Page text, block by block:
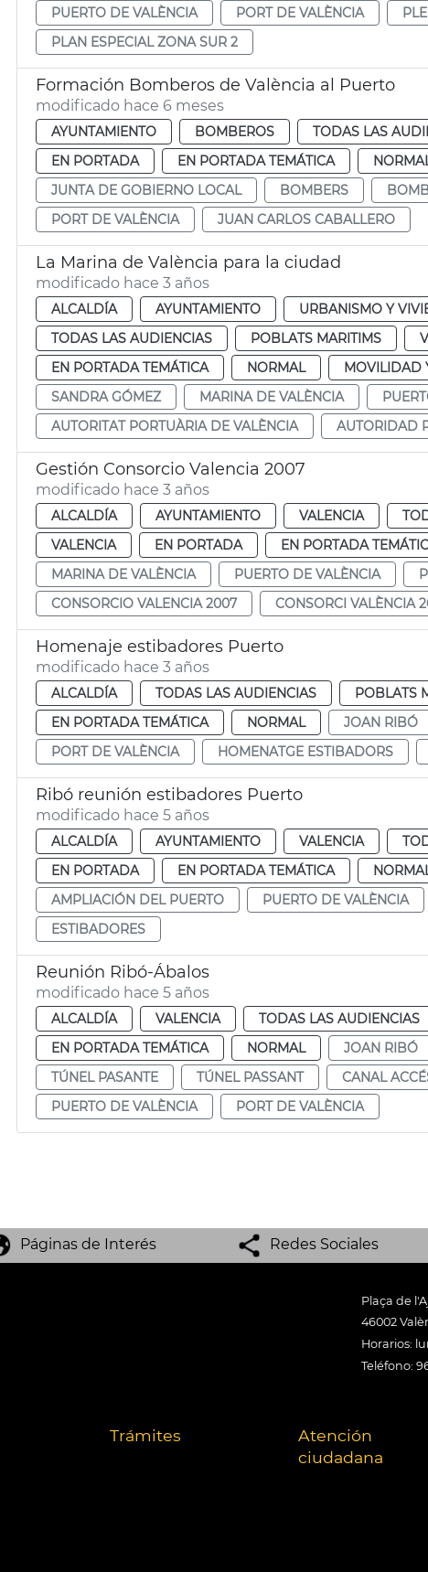
PUERTO DE VALÈNCIA
PORT DE VALÈNCIA
PLAN ESPECIAL ZONA SUR 2
Formación Bomberos de València al Puerto
modificado hace 6 meses
AYUNTAMIENTO BOMBEROS TODAS LAS
EN PORTADA
EN PORTADA TEMÁTICA
JUNTA DE GOBIERNO LOCAL
BOMBERS
PORT DE VALÈNCIA
JUAN CARLOS CABALLERO
La Marina de València para la ciudad
modificado hace 3 años
ALCALDÍA AYUNTAMIENTO URBANISMO Y
TODAS LAS AUDIENCIAS
POBLATS MARITIMS
EN PORTADA TEMÁTICA
NORMAL MOVILIDAD
SANDRA GÓMEZ
MARINA DE VALÈNCIA
AUTORITAT PORTUÀRIA DE VALÈNCIA
AUTORIDAD
Gestión Consorcio Valencia 2007
modificado hace 3 años
ALCALDÍA AYUNTAMIENTO VALENCIA
VALENCIA
EN PORTADA EN PORTADA
MARINA DE VALÈNCIA
PUERTO DE VALÈNCIA
CONSORCIO VALENCIA 2007
CONSORCI VALÈNCIA
Homenaje estibadores Puerto
modificado hace 3 años
ALCALDÍA TODAS LAS AUDIENCIAS POBLATS
EN PORTADA TEMÁTICA
NORMAL JOAN RIBÓ
PORT DE VALÈNCIA
HOMENATGE ESTIBADORS
Ribó reunión estibadores Puerto
modificado hace 5 años
ALCALDÍA AYUNTAMIENTO VALENCIA
EN PORTADA
EN PORTADA TEMÁTICA
AMPLIACIÓN DEL PUERTO
PUERTO DE VALÈNCIA
ESTIBADORES
Reunión Ribó-Ábalos
modificado hace 5 años
ALCALDÍA VALENCIA TODAS LAS AUDIENCIAS
EN PORTADA TEMÁTICA
NORMAL JOAN RIBÓ
TÚNEL PASANTE
TÚNEL PASSANT CANAL
PUERTO DE VALÈNCIA
PORT DE VALÈNCIA
Páginas de Interés Redes Sociales
Plaça de
46002
Horarios:
Teléfono:
Trámites
Atención
ciudadana